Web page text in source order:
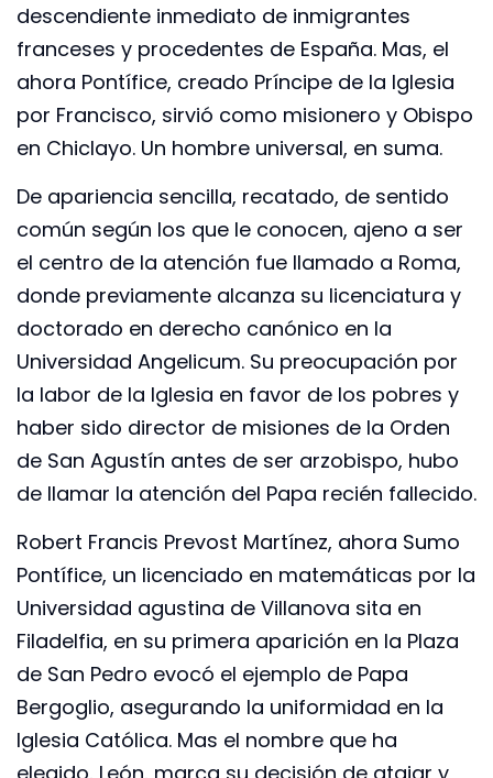
descendiente inmediato de inmigrantes
franceses y procedentes de España. Mas, el
ahora Pontífice, creado Príncipe de la Iglesia
por Francisco, sirvió como misionero y Obispo
en Chiclayo. Un hombre universal, en suma.
De apariencia sencilla, recatado, de sentido
común según los que le conocen, ajeno a ser
el centro de la atención fue llamado a Roma,
donde previamente alcanza su licenciatura y
doctorado en derecho canónico en la
Universidad Angelicum. Su preocupación por
la labor de la Iglesia en favor de los pobres y
haber sido director de misiones de la Orden
de San Agustín antes de ser arzobispo, hubo
de llamar la atención del Papa recién fallecido.
Robert Francis Prevost Martínez, ahora Sumo
Pontífice, un licenciado en matemáticas por la
Universidad agustina de Villanova sita en
Filadelfia, en su primera aparición en la Plaza
de San Pedro evocó el ejemplo de Papa
Bergoglio, asegurando la uniformidad en la
Iglesia Católica. Mas el nombre que ha